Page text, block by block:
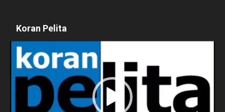
Koran Pelita
Pemutar
Video